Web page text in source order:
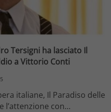
Tersigni ha lasciato Il
a Vittorio Conti
italiane, Il Paradiso delle
l’attenzione con…